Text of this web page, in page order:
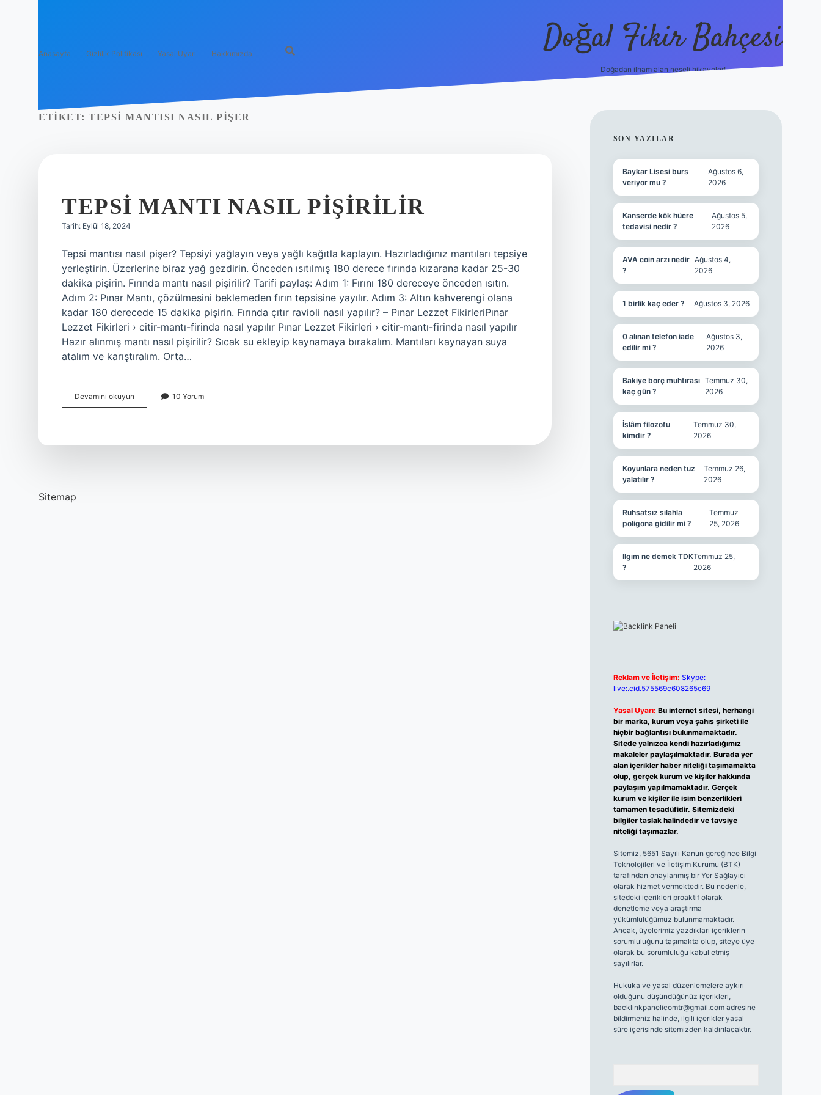
Anasayfa Gizlilik Politikası Yasal Uyarı Hakkımızda Doğal Fikir Bahçesi
Doğadan ilham alan neşeli hikayeler!
ETIKET: TEPSI MANTISI NASIL PIŞER
TEPSI MANTI NASIL PIŞIRILIR
Tarih: Eylül 18, 2024
Tepsi mantısı nasıl pişer? Tepsiyi yağlayın veya yağlı kağıtla kaplayın. Hazırladığınız mantıları tepsiye
yerleştirin. Üzerlerine biraz yağ gezdirin. Önceden ısıtılmış 180 derece fırında kızarana kadar 25-30
dakika pişirin. Fırında mantı nasıl pişirilir? Tarifi paylaş: Adım 1: Fırını 180 dereceye önceden ısıtın.
Adım 2: Pınar Mantı, çözülmesini beklemeden fırın tepsisine yayılır. Adım 3: Altın kahverengi olana
kadar 180 derecede 15 dakika pişirin. Fırında çıtır ravioli nasıl yapılır? – Pınar Lezzet FikirleriPınar
Lezzet Fikirleri › citir-mantı-firinda nasıl yapılır Pınar Lezzet Fikirleri › citir-mantı-firinda nasıl yapılır
Hazır alınmış mantı nasıl pişirilir? Sıcak su ekleyip kaynamaya bırakalım. Mantıları kaynayan suya
atalım ve karıştıralım. Orta…
Devamını okuyun
Mantı
10 Yorum
Sitemap
SIDEBAR
SON YAZILAR
Baykar Lisesi burs
veriyor mu ?
Ağustos 6,
2026
Kanserde kök hücre
tedavisi nedir ?
Ağustos 5,
2026
AVA coin arzı nedir
?
Ağustos 4,
2026
1 birlik kaç eder ? Ağustos 3, 2026
0 alınan telefon iade
edilir mi ?
Ağustos 3,
2026
Bakiye borç muhtırası
kaç gün ?
Temmuz 30,
2026
İslâm filozofu
kimdir ?
Temmuz 30,
2026
Koyunlara neden tuz
yalatılır ?
Temmuz 26,
2026
Ruhsatsız silahla
poligona gidilir mi ?
Temmuz
25, 2026
Ilgım ne demek TDK
?
Temmuz 25,
2026
Reklam ve İletişim: Skype:
live:.cid.575569c608265c69
Yasal Uyarı: Bu internet sitesi, herhangi
bir marka, kurum veya şahıs şirketi ile
hiçbir bağlantısı bulunmamaktadır.
Sitede yalnızca kendi hazırladığımız
makaleler paylaşılmaktadır. Burada yer
alan içerikler haber niteliği taşımamakta
olup, gerçek kurum ve kişiler hakkında
paylaşım yapılmamaktadır. Gerçek
kurum ve kişiler ile isim benzerlikleri
tamamen tesadüfidir. Sitemizdeki
bilgiler taslak halindedir ve tavsiye
niteliği taşımazlar.
Sitemiz, 5651 Sayılı Kanun gereğince Bilgi
Teknolojileri ve İletişim Kurumu (BTK)
tarafından onaylanmış bir Yer Sağlayıcı
olarak hizmet vermektedir. Bu nedenle,
sitedeki içerikleri proaktif olarak
denetleme veya araştırma
yükümlülüğümüz bulunmamaktadır.
Ancak, üyelerimiz yazdıkları içeriklerin
sorumluluğunu taşımakta olup, siteye üye
olarak bu sorumluluğu kabul etmiş
sayılırlar.
Hukuka ve yasal düzenlemelere aykırı
olduğunu düşündüğünüz içerikleri,
backlinkpanelicomtr@gmail.comadresine
bildirmeniz halinde, ilgili içerikler yasal
süre içerisinde sitemizden kaldırılacaktır.
grandoperabet